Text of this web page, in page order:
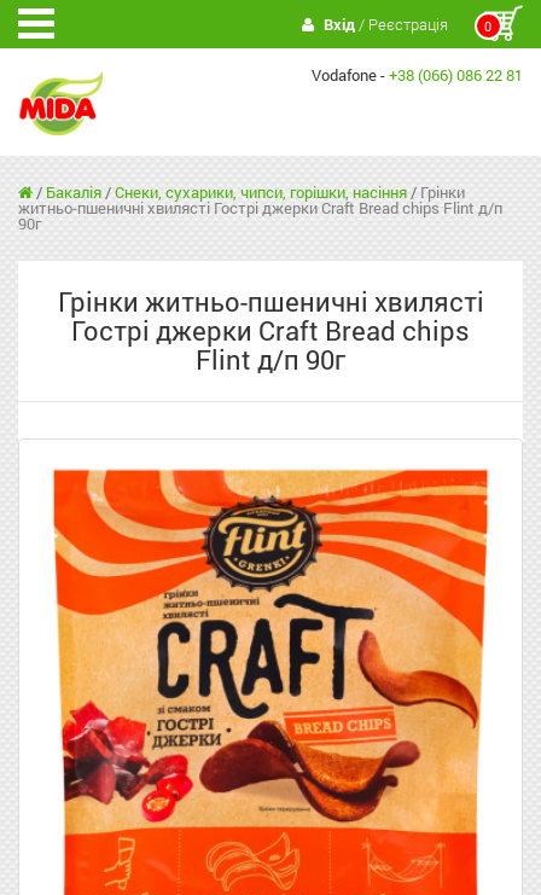
0
Вхід/ Реєстрація
Vodafone -+38 (066) 086 22 81
/ Бакалія/Снеки, сухарики, чипси, горішки, насіння/ Грінки
житньо-пшеничні хвилясті Гострі джерки Craft Bread chips Flint д/п
90г
Грінки житньо-пшеничні хвилясті
Гострі джерки Craft Bread chips
Flint д/п 90г